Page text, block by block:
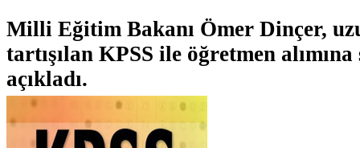
Milli Eğitim Bakanı Ömer Dinçer,
tartışılan KPSS ile öğretmen
açıkladı.